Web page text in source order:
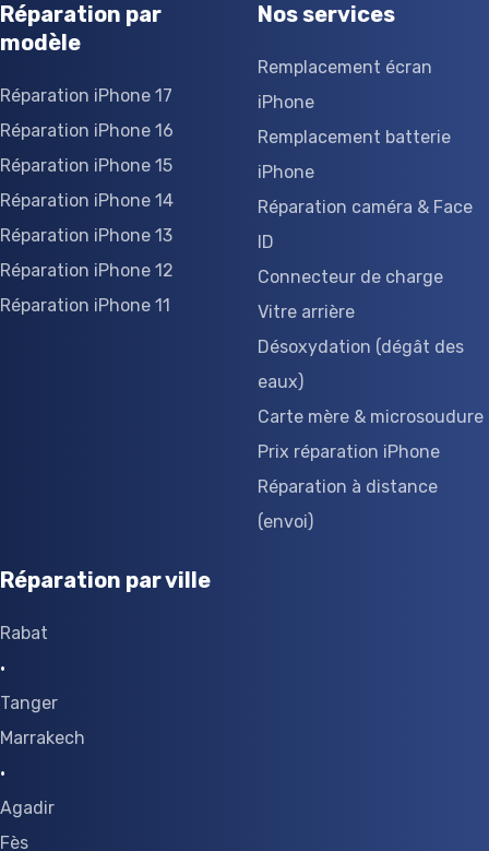
Réparation par
modèle
Réparation iPhone 17
Réparation iPhone 16
Réparation iPhone 15
Réparation iPhone 14
Réparation iPhone 13
Réparation iPhone 12
Réparation iPhone 11
Nos services
Remplacement écran
iPhone
Remplacement batterie
iPhone
Réparation caméra & Face
ID
Connecteur de charge
Vitre arrière
Désoxydation (dégât des
eaux)
Carte mère & microsoudure
Prix réparation iPhone
Réparation à distance
(envoi)
Réparation par ville
Rabat
·
Tanger
Marrakech
·
Agadir
Fès